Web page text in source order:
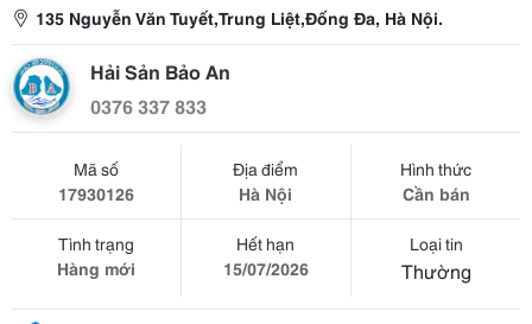
135 Nguyễn Văn Tuyết,Trung Liệt,Đống Đa, Hà Nội.
Hải Sản Bảo An
0376 337 833
Mã số
17930126
Địa điểm
Hà Nội
Hình thức
Cần bán
Tình trạng
Hàng mới
Hết hạn
15/07/2026
Loại tin
Thường